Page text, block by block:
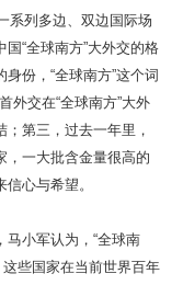
系列多边、双边国际场
“全球南方”大外交的格
份，“全球南方”这个词
外交在“全球南方”大外
；第三，过去一年里，
，一大批含金量很高的
心与希望。
马小军认为，“全球南
些国家在当前世界百年